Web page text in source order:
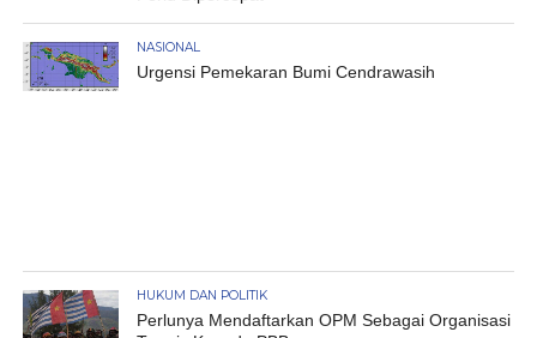
NASIONAL
Urgensi Pemekaran Bumi Cendrawasih
HUKUM DAN POLITIK
Perlunya Mendaftarkan OPM Sebagai Organisasi